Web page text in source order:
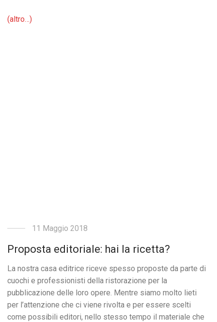
(altro…)
11 Maggio 2018
Proposta editoriale: hai la ricetta?
La nostra casa editrice riceve spesso proposte da parte di
cuochi e professionisti della ristorazione per la
pubblicazione delle loro opere. Mentre siamo molto lieti
per l’attenzione che ci viene rivolta e per essere scelti
come possibili editori, nello stesso tempo il materiale che